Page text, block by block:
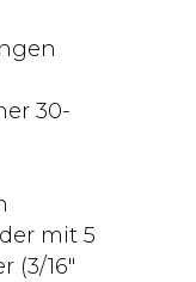
30-
mit 5
(3/16″